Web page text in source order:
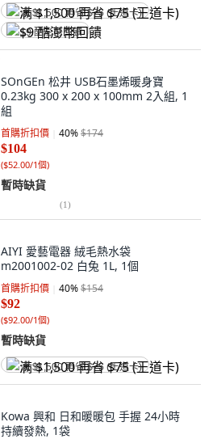
满 $1,500 再省 $75 (王道卡)
$9 酷澎幣回饋
SOnGEn 松井 USB石墨烯暖身寶
0.23kg 300 x 200 x 100mm 2入組, 1
組
首購折扣價 40%$174
$104
($52.00/1個)
暫時缺貨
(1)
AIYI 愛藝電器 絨毛熱水袋
m2001002-02 白兔 1L, 1個
首購折扣價 40%$154
$92
($92.00/1個)
暫時缺貨
满 $1,500 再省 $75 (王道卡)
Kowa 興和 日和暖暖包 手握 24小時
持續發熱, 1袋